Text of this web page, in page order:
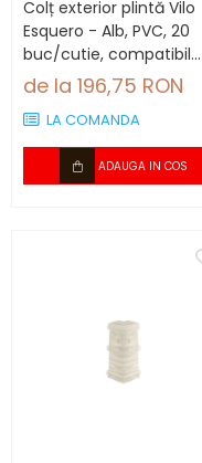
Colț exterior plintă Vilo
Esquero - Alb, PVC, 20
buc/cutie, compatibil
plintă 66.6 mm
de la 196,75 RON
LA COMANDA
ADAUGA IN COS